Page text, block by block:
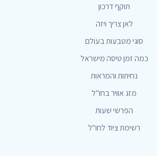
תוקף דרכון
לאן צריך ויזה
סוגי מטבעות בעולם
כמה זמן טיסה מישראל
נחיתות והמראות
מזג אוויר בחו"ל
הפרשי שעות
רשימת ציוד לחו"ל